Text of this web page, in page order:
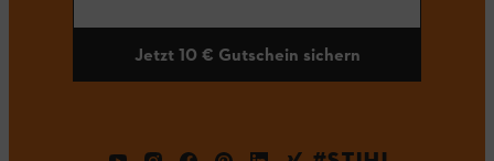
Jetzt 10 € Gutschein sichern